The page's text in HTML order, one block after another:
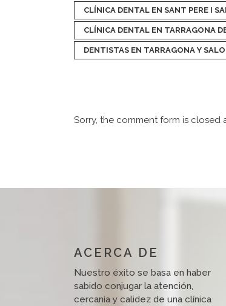
CLÍNICA DENTAL EN SANT PERE I
CLÍNICA DENTAL EN TARRAGONA
DENTISTAS EN TARRAGONA Y
Sorry, the comment form is closed
ACERCA DE
Nuestro éxito se basa en haber
sabido conjugar la atención,
cercanía y calidez de una clínica